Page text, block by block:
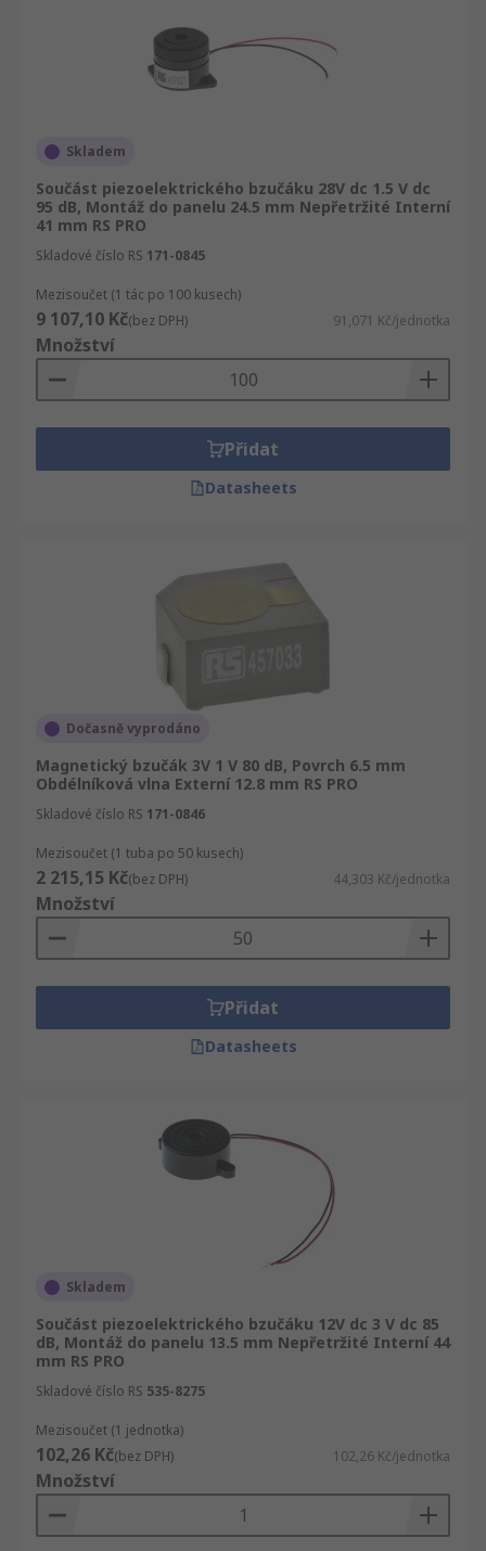
Skladem
Součást piezoelektrického bzučáku 28V dc 1.5 V dc
95 dB, Montáž do panelu 24.5 mm Nepřetržité Interní
41 mm RS PRO
Skladové číslo RS 171-0845
Mezisoučet (1 tác po 100 kusech)
9 107,10 Kč(bez DPH) 91,071 Kč/jednotka
Množství
Přidat
Datasheets
Dočasně vyprodáno
Magnetický bzučák 3V 1 V 80 dB, Povrch 6.5 mm
Obdélníková vlna Externí 12.8 mm RS PRO
Skladové číslo RS 171-0846
Mezisoučet (1 tuba po 50 kusech)
2 215,15 Kč(bez DPH) 44,303 Kč/jednotka
Množství
Přidat
Datasheets
Skladem
Součást piezoelektrického bzučáku 12V dc 3 V dc 85
dB, Montáž do panelu 13.5 mm Nepřetržité Interní 44
mm RS PRO
Skladové číslo RS 535-8275
Mezisoučet (1 jednotka)
102,26 Kč(bez DPH) 102,26 Kč/jednotka
Množství